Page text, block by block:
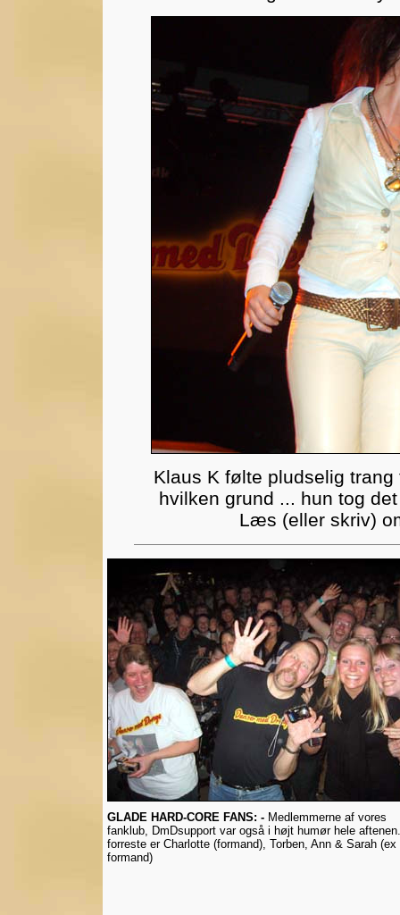
Klaus K følte pludselig
hvilken grund ... hun tog
Læs (eller skriv)
GLADE HARD-CORE FANS: - Medlemmerne af vores
fanklub, DmDsupport var også i højt humør hele
forreste er Charlotte (formand), Torben, Ann & Sarah (ex
formand)